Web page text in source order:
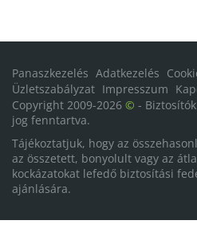
Panaszkezelés Adatkezelés
Üzletszabályzat Impresszum
Copyright 2009-2026 © -
jog fenntartva.
Tájékoztatjuk, hogy az
az összetett, bonyolult vagy az
kockázatokat lefedő biztosítási
ajánlására.